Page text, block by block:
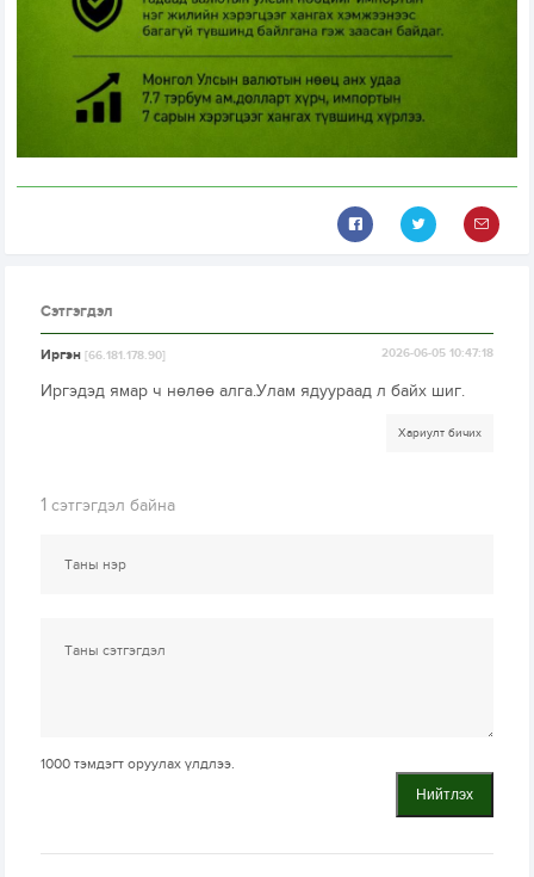
Сэтгэгдэл
Иргэн[66.181.178.90] 2026-06-05 10:47:18
Иргэдэд ямар ч нөлөө алга.Улам ядуураад л байх шиг.
Хариулт бичих
1 сэтгэгдэл байна
1000 тэмдэгт оруулах үлдлээ.
Нийтлэх